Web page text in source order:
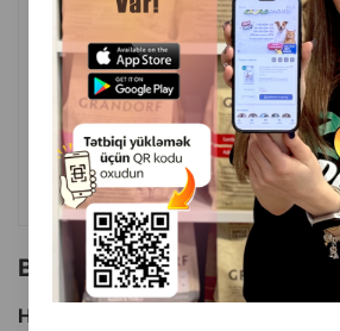
( Rəylər)
Çəki Qiymət
1 ədəd
3.50
ALMAQ
Bu brendin başqa məhsulları
Hamısını Gör